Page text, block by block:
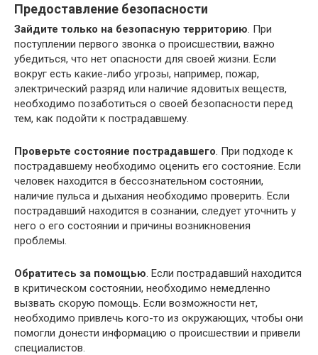
Предоставление безопасности
Зайдите только на безопасную территорию. При
поступлении первого звонка о происшествии, важно
убедиться, что нет опасности для своей жизни. Если
вокруг есть какие-либо угрозы, например, пожар,
электрический разряд или наличие ядовитых веществ,
необходимо позаботиться о своей безопасности перед
тем, как подойти к пострадавшему.
Проверьте состояние пострадавшего. При подходе к
пострадавшему необходимо оценить его состояние. Если
человек находится в бессознательном состоянии,
наличие пульса и дыхания необходимо проверить. Если
пострадавший находится в сознании, следует уточнить у
него о его состоянии и причины возникновения
проблемы.
Обратитесь за помощью. Если пострадавший находится
в критическом состоянии, необходимо немедленно
вызвать скорую помощь. Если возможности нет,
необходимо привлечь кого-то из окружающих, чтобы они
помогли донести информацию о происшествии и привели
специалистов.